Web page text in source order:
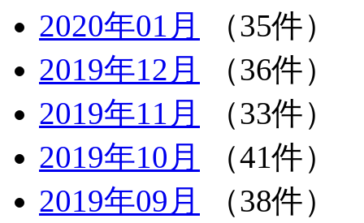
2020年01月
（35件）
2019年12月
（36件）
2019年11月
（33件）
2019年10月
（41件）
2019年09月
（38件）